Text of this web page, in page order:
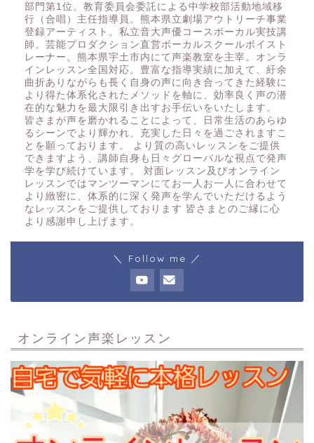
部門第1位。教育委員会委託による中学校部活動地域移
行（合唱）主任指導員。熊本県立劇場アウトリーチ事業
登録アーティスト。私立音大声優コースボーカル実技講
師。芸能プロダクション直営ボーカルスクールボイスト
レーナー。熊本県宇土市内にて声楽教室を主宰。オンラ
インレッスン全国対応。豊富な指導実績に加えて、紆余
曲折ありながらも長く自身の声に向き合ってきた経験に
より得た体系化されたメソッドを軸に、効率良く声の潜
在的な魅力を最大限引き出すお手伝いをいたします。
皆さまが声を磨かれることによって、日常生活のあらゆ
るシーンでより輝かれ、充実した日々を過ごされますこ
とを願っております。 より質の高いレッスンをご提供
できますよう、講師自身も日々グローバルな視点で発声
学を学び続けています。 対面レッスン及びオンライン
レッスンではマンツーマンにてお一人お一人に合わせて
より緻密に、体系的に深く発声を学んでいただけるよう
なレッスンをご提供しております 皆さまとのご縁に心
より感謝申し上げます。
＼ Follow me ／
オンライン声楽レッスン